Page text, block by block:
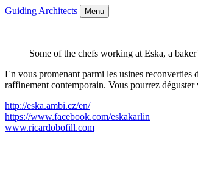
Guiding Architects Menu
Some of the chefs working at Eska, a
En vous promenant parmi les usines reconverties
raffinement contemporain. Vous pourrez
http://eska.ambi.cz/en/
https://www.facebook.com/eskakarlin
www.ricardobofill.com